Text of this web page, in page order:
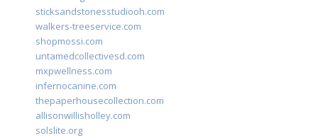
sticksandstonesstudiooh.com
walkers-treeservice.com
shopmossi.com
untamedcollectivesd.com
mxpwellness.com
infernocanine.com
thepaperhousecollection.com
allisonwillisholley.com
solslite.org